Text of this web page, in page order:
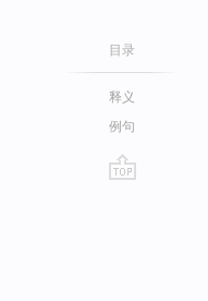
目录
释义
例句